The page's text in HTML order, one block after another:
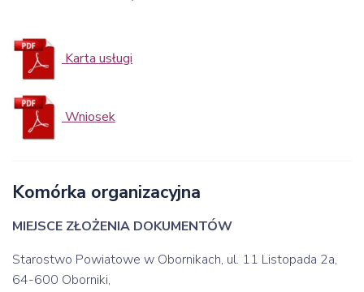
Karta usługi
Wniosek
Komórka organizacyjna
MIEJSCE ZŁOŻENIA DOKUMENTÓW
Starostwo Powiatowe w Obornikach, ul. 11 Listopada 2a,
64-600 Oborniki,